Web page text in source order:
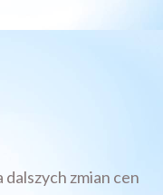
zmian cen